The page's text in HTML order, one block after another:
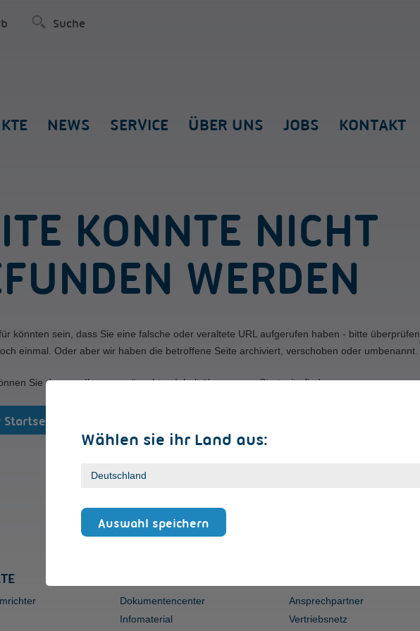
Wählen sie ihr Land aus:
Auswahl speichern
NEWS SERVICE ÜBER UNS JOBS KONTAKT
KONNTE NICHT
WERDEN
könnten sein, dass Sie eine falsche oder veraltete URL aufgerufen haben - bitte überprüfen
einmal. Oder aber wir haben die betroffene Seite archiviert, verschoben oder umbenannt.
Sie den von Ihnen gewünschten Inhalt über unsere Startseite finden.
Startseite
Dokumentencenter
Infomaterial
Ansprechpartner
Vertriebsnetz